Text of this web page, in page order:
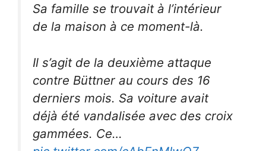
Sa famille se trouvait à l’intérieur
de la maison à ce moment-là.
Il s’agit de la deuxième attaque
contre Büttner au cours des 16
derniers mois. Sa voiture avait
déjà été vandalisée avec des croix
gammées. Ce…